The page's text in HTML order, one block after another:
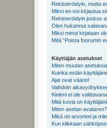
Rekisteröidyin, mutta
Miksi en voi kirjautua
Rekisteröidyin joskus
Olen hukannut
Miksi minut kirjataan
Mitä “Poista foorumin
Käyttäjän asetukset
Miten muutan
Kuinka estän
Ajat ovat väärin!
Vaihdoin
Kieleni ei ole
Mitä kuvia on
Miten asetan avataren?
Mikä on arvonimi ja
Kun klikkaan